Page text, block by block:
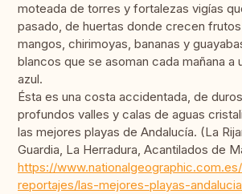
moteada de torres y fortalezas vigías
pasado, de huertas donde crecen
mangos, chirimoyas, bananas y
blancos que se asoman cada mañana a
azul.
Ésta es una costa accidentada, de
profundos valles y calas de aguas
las mejores playas de Andalucía. (La
Guardia, La Herradura, Acantilados de
https://
reportajes/las-mejores-playas-